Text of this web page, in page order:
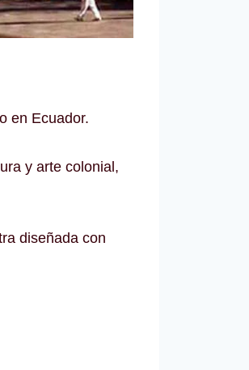
en Ecuador.
y arte colonial,
diseñada con